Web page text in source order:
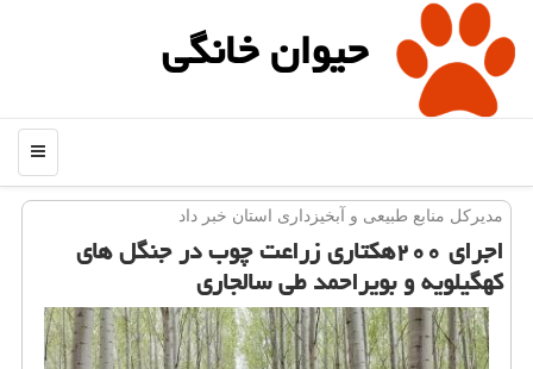
حیوان خانگی
منو
مدیركل منابع طبیعی و آبخیزداری استان خبر داد
اجرای ۲۰۰هكتاری زراعت چوب در جنگل های
كهگیلویه و بویراحمد طی سالجاری